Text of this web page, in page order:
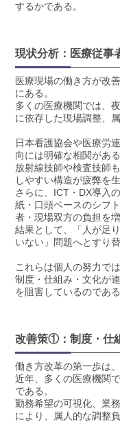
するかである。
現状分析：医療従事
医療現場の働き方が改
にある。
多くの医療機関では、
に依存した現場調整、
日本看護協会や医療労
向には明確な相関があ
放射線技師や検査技師
しやすい構造が疲弊を
さらに、ICT・DX導入
紙・口頭ベースのシフ
者・現場双方の負担を増
結果として、「人が足
いない」問題へとすり
これらは個人の努力で
制度・仕組み・文化が
を阻害しているのである
改善策①：制度・仕
働き方改革の第一歩は
近年、多くの医療機関
である。
勤務希望の可視化、業
により、属人的な調整